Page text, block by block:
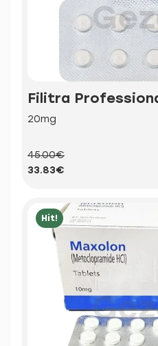
Filitra
20mg
45.00€
33.83€
Hit!